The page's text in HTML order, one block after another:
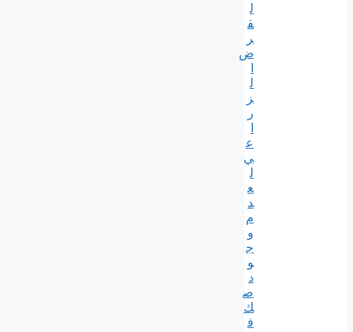
ل
ق
ر
ض
ل
ز
ر
ع
ي
ل
ع
د
م
و
ج
و
د
ص
ك
ف